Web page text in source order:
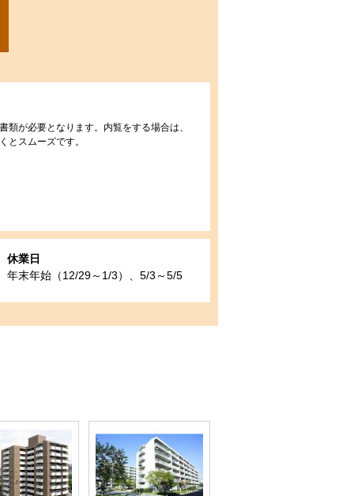
が必要となります。内覧をする場合は、
とスムーズです。
休業日
年末年始（12/29～1/3）、5/3～5/5